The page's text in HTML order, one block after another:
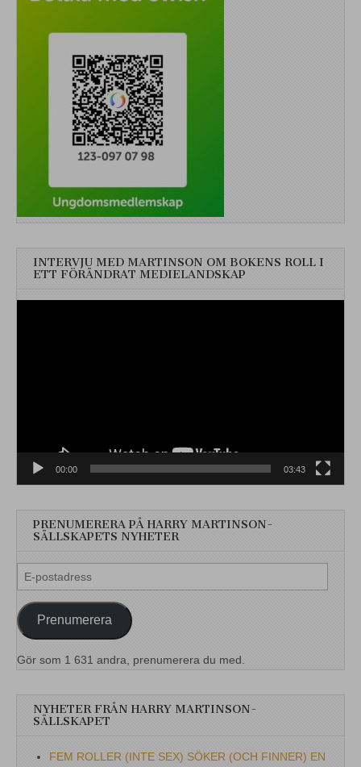
INTERVJU MED MARTINSON OM BOKENS ROLL I
ETT FÖRÄNDRAT MEDIELANDSKAP
00:00 03:43
PRENUMERERA PÅ HARRY MARTINSON-
SÄLLSKAPETS NYHETER
E-
postadress
Prenumerera
Gör som 1 631 andra, prenumerera du med.
NYHETER FRÅN HARRY MARTINSON-
SÄLLSKAPET
FEM ROLLER (INTE SEX) SÖKER (OCH FINNER) EN